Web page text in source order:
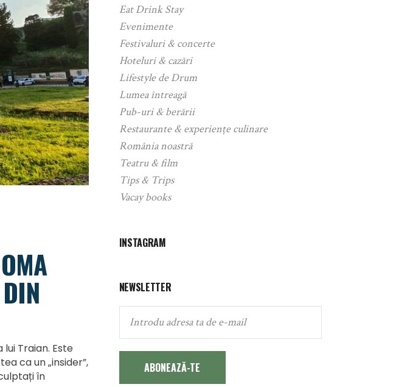
lui Traian. Este
ca un „insider”,
în
Eat Drink Stay
Evenimente
Festivaluri & concerte
Hoteluri & cazări
Lifestyle de Drum
Lumea întreagă
Pub-uri & berării
Restaurante & experiențe culinare
România noastră
Teatru & film
Tips & Trips
Vacay books
INSTAGRAM
NEWSLETTER
ABONEAZĂ-TE